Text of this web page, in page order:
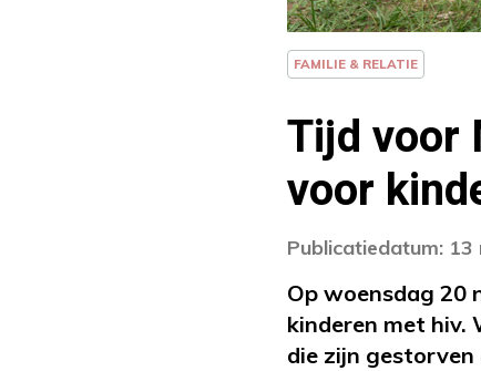
FAMILIE & RELATIE
Tijd voor
voor
Publicatiedatum:
Op woensdag 20
kinderen met hiv.
die zijn